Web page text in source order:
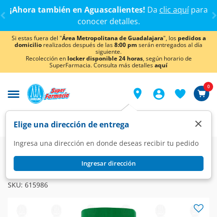
< div class="carousel-inner">
¡Ahora también en Aguascalientes! Da clic aquípara
conocer detalles.
Si estas fuera del "Área Metropolitana de Guadalajara", los pedidos a
domicilio realizados después de las8:00 pm serán entregados al día
siguiente.
Recolección en locker disponible 24 horas, según horario de
SuperFarmacia. Consulta más detallesaquí
Elige una dirección de entrega
Ingresa una dirección en donde deseas recibir tu pedido
Ingresar dirección
×
0
Farmacia Dermatología Dermatología Especializada
Oleoderm Crema Solar, 225 ml.
SKU: 615986